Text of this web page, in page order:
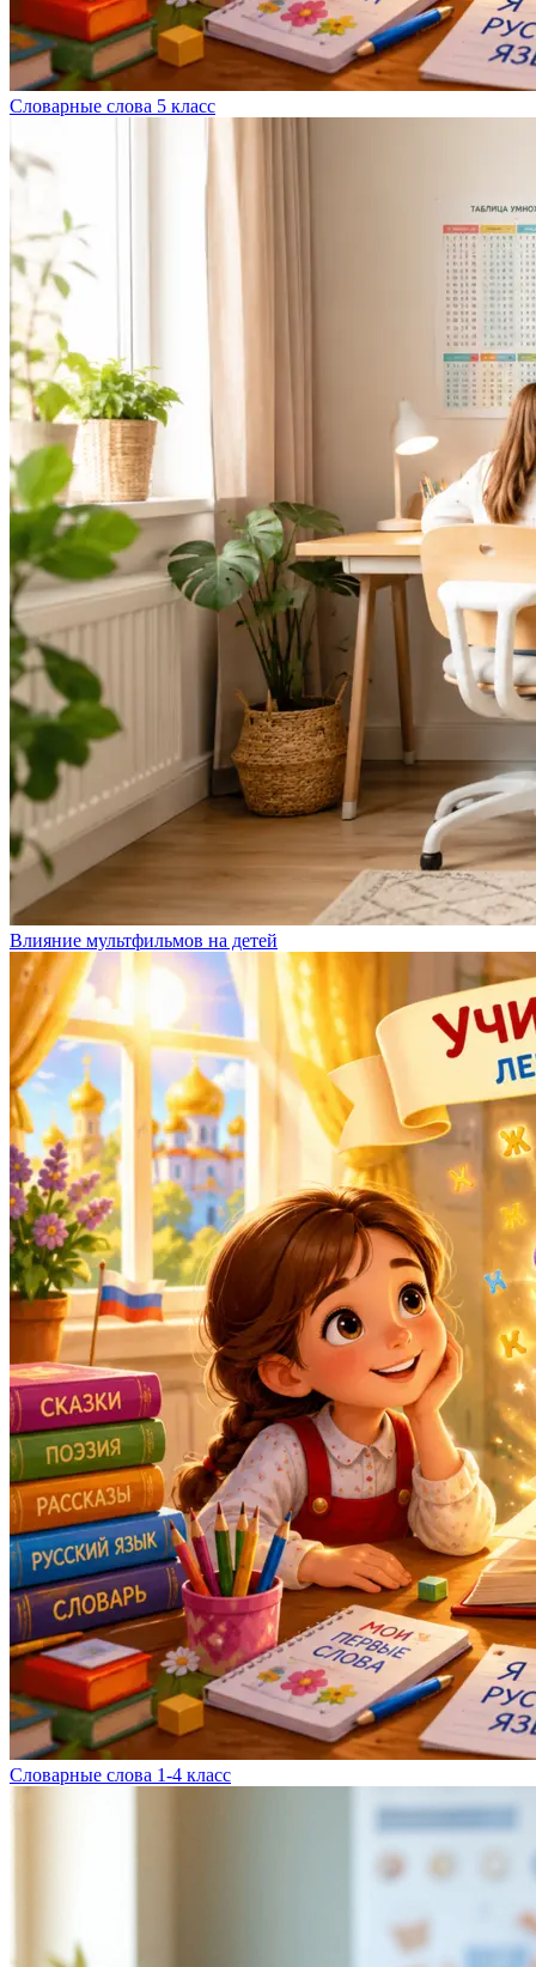
Словарные слова 5 класс
Влияние мультфильмов на детей
Словарные слова 1-4 класс